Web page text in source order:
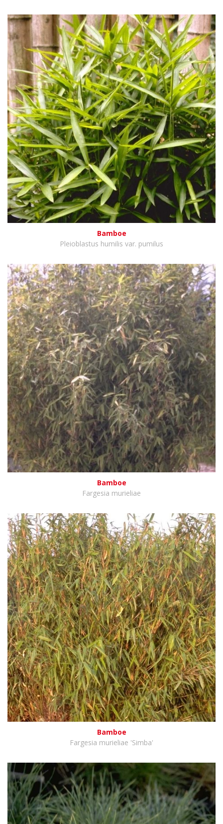
Bamboe
Pleioblastus humilis var. pumilus
Bamboe
Fargesia murieliae
Bamboe
Fargesia murieliae 'Simba'